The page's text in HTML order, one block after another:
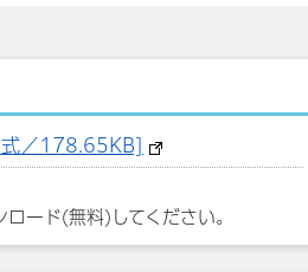
式／178.65KB]
ロード(無料)してください。